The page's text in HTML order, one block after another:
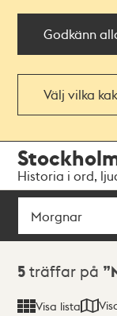
Godkänn
Välj vilka
navigationen
huvudinnehållet
Historia i ord,
Sök
Sökresultat
5 träffar på
Visa lista